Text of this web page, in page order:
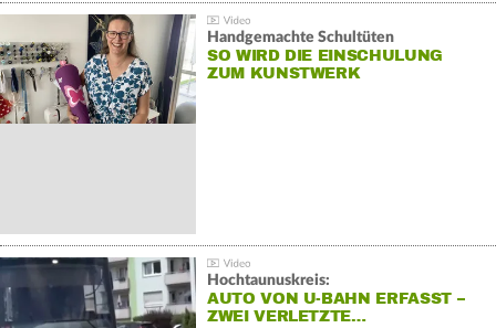
Handgemachte Schultüten
SO WIRD DIE EINSCHULUNG
ZUM KUNSTWERK
Hochtaunuskreis:
AUTO VON U-BAHN ERFASST –
ZWEI VERLETZTE…